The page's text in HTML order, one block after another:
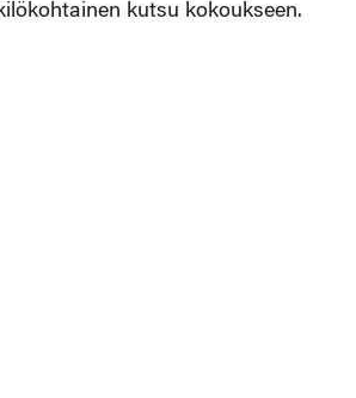
kutsu kokoukseen.